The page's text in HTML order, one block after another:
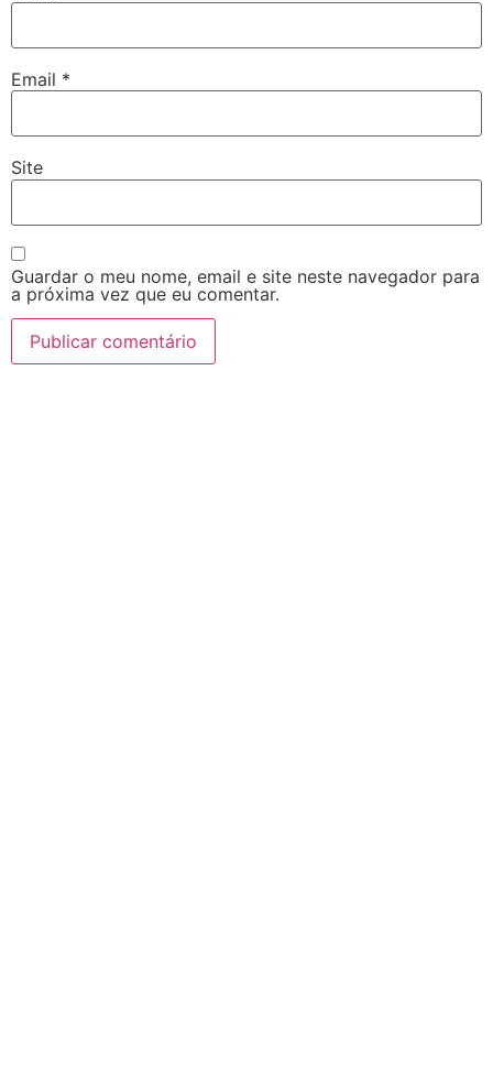
Email *
Site
Guardar o meu nome, email e site neste navegador para
a próxima vez que eu comentar.